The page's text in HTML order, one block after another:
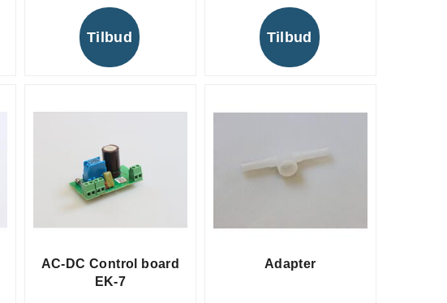
Tilbud Tilbud
AC-DC Control board
EK-7
Adapter